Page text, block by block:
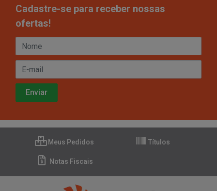
Cadastre-se para receber nossas
ofertas!
Meus Pedidos Títulos
Notas Fiscais